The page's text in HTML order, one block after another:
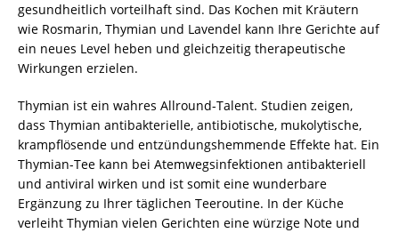
gesundheitlich vorteilhaft sind. Das Kochen mit Kräutern
wie Rosmarin, Thymian und Lavendel kann Ihre Gerichte auf
ein neues Level heben und gleichzeitig therapeutische
Wirkungen erzielen.
Thymian ist ein wahres Allround-Talent. Studien zeigen,
dass Thymian antibakterielle, antibiotische, mukolytische,
krampflösende und entzündungshemmende Effekte hat. Ein
Thymian-Tee kann bei Atemwegsinfektionen antibakteriell
und antiviral wirken und ist somit eine wunderbare
Ergänzung zu Ihrer täglichen Teeroutine. In der Küche
verleiht Thymian vielen Gerichten eine würzige Note und